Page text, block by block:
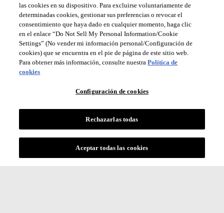
las cookies en su dispositivo. Para excluirse voluntariamente de
determinadas cookies, gestionar sus preferencias o revocar el
consentimiento que haya dado en cualquier momento, haga clic
en el enlace “Do Not Sell My Personal Information/Cookie
Settings” (No vender mi información personal/Configuración de
cookies) que se encuentra en el pie de página de este sitio web.
Para obtener más información, consulte nuestraPolítica de
cookies
Configuración de cookies
Rechazarlas todas
Aceptar todas las cookies